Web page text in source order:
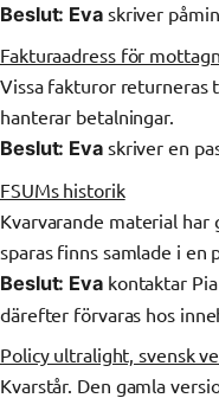
Beslut: Evaskriver
Fakturaadress för
Vissa fakturor returneras
hanterar betalningar.
Beslut: Evaskriver en
FSUMs historik
Kvarvarande material
sparas finns samlade i en
Beslut: Evakontaktar
därefter förvaras hos
Policy ultralight, svensk
Kvarstår. Den gamla